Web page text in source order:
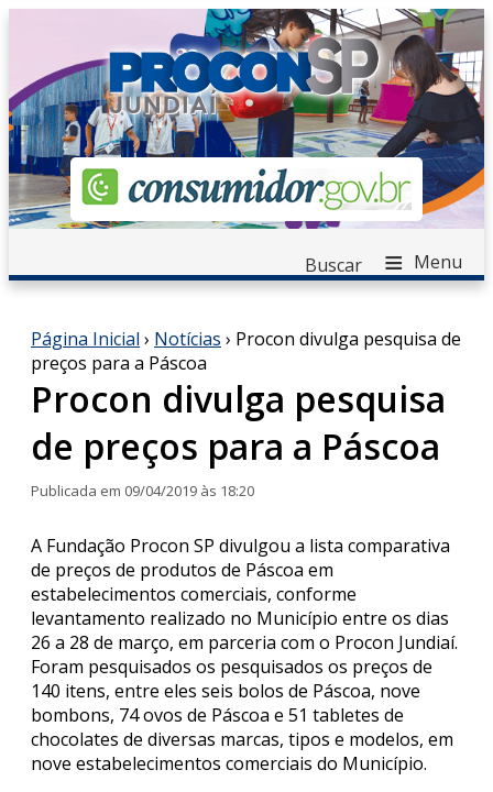
≡ Menu
Buscar
Página Inicial › Notícias › Procon divulga pesquisa de
preços para a Páscoa
Procon divulga pesquisa
de preços para a Páscoa
Publicada em 09/04/2019 às 18:20
A Fundação Procon SP divulgou a lista comparativa
de preços de produtos de Páscoa em
estabelecimentos comerciais, conforme
levantamento realizado no Município entre os dias
26 a 28 de março, em parceria com o Procon Jundiaí.
Foram pesquisados os pesquisados os preços de
140 itens, entre eles seis bolos de Páscoa, nove
bombons, 74 ovos de Páscoa e 51 tabletes de
chocolates de diversas marcas, tipos e modelos, em
nove estabelecimentos comerciais do Município.